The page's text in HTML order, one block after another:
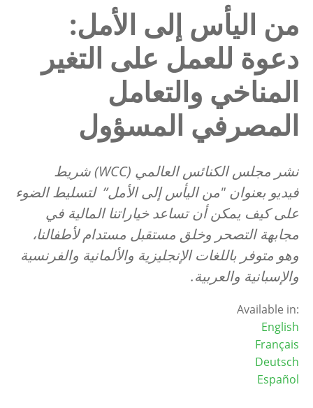
من اليأس إلى الأمل:
دعوة للعمل على التغير
المناخي والتعامل
المصرفي المسؤول
نشر مجلس الكنائس العالمي (WCC) شريط
فيديو بعنوان "من اليأس إلى الأمل”لتسليط الضوء
على كيف يمكن أن تساعد خياراتنا المالية في
مجابهة التصحر وخلق مستقبل مستدام لأطفالنا،
وهو متوفر باللغات الإنجليزية والألمانية والفرنسية
والإسبانية والعربية.
Available in:
English
Français
Deutsch
Español